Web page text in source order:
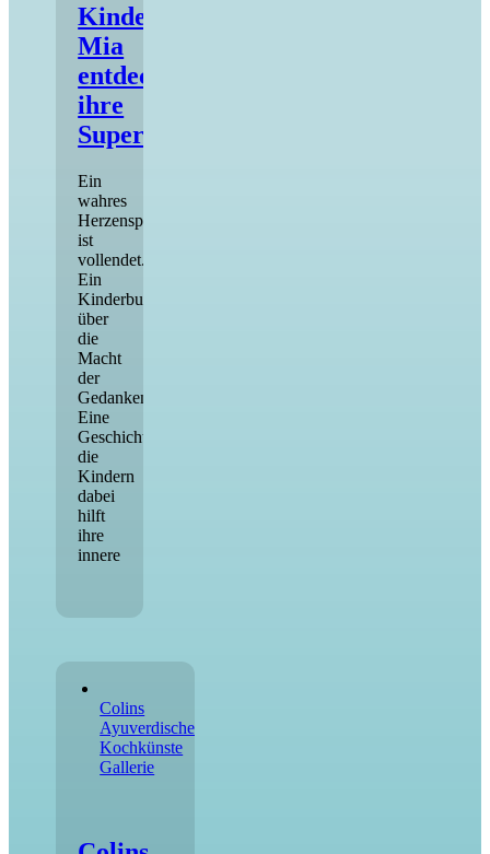
Kinderbuch:
Mia
entdeckt
ihre
Superkraft.
Ein
wahres
Herzensprojekt
ist
vollendet.
Ein
Kinderbuch
über
die
Macht
der
Gedanken.
Eine
Geschichte
die
Kindern
dabei
hilft
ihre
innere
Colins
Ayuverdische
Kochkünste
Gallerie